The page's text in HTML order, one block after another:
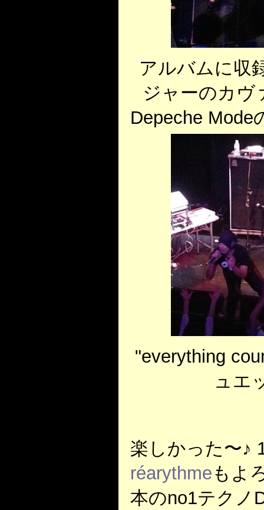
アルバムに収
ジャーのカヴ
Depeche Mode
"everything
ュエ
楽しかった〜♪
réarythmeもよ
本のno1テクノ